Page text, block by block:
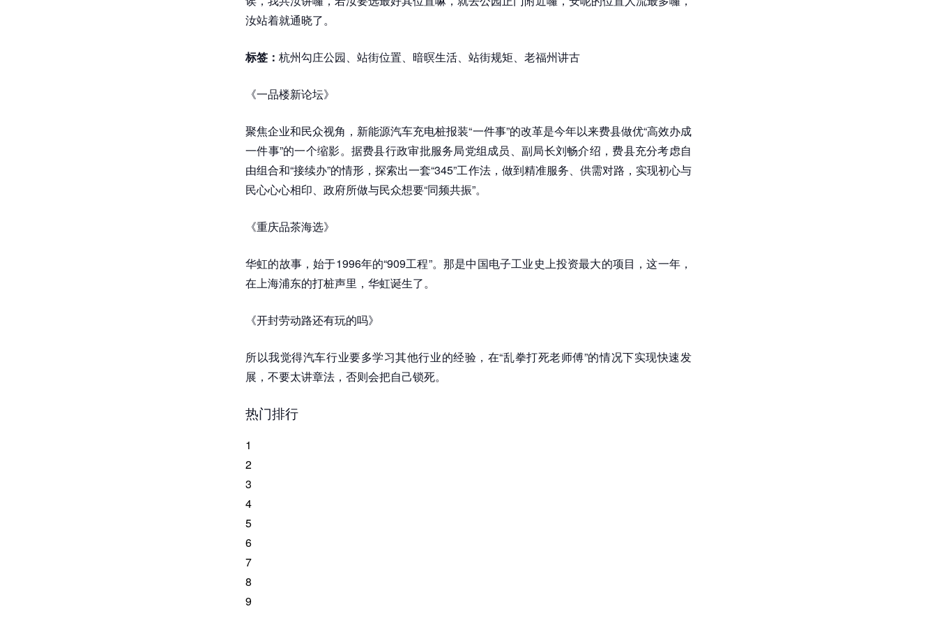
汝站着就通晓了。
标签： 杭州勾庄公园、站街位置、暗暝生活、站街规矩、老福州讲古
《一品楼新论坛》
聚焦企业和民众视角，新能源汽车充电桩报装“一件事”的改革是今年以来费县做优“高效办成
一件事”的一个缩影。据费县行政审批服务局党组成员、副局长刘畅介绍，费县充分考虑自
由组合和“接续办”的情形，探索出一套“345”工作法，做到精准服务、供需对路，实现初心与
民心心心相印、政府所做与民众想要“同频共振”。
《重庆品茶海选》
华虹的故事，始于1996年的“909工程”。那是中国电子工业史上投资最大的项目，这一年，
在上海浦东的打桩声里，华虹诞生了。
《开封劳动路还有玩的吗》
所以我觉得汽车行业要多学习其他行业的经验，在“乱拳打死老师傅”的情况下实现快速发
展，不要太讲章法，否则会把自己锁死。
热门排行
1
2
3
4
5
6
7
8
9